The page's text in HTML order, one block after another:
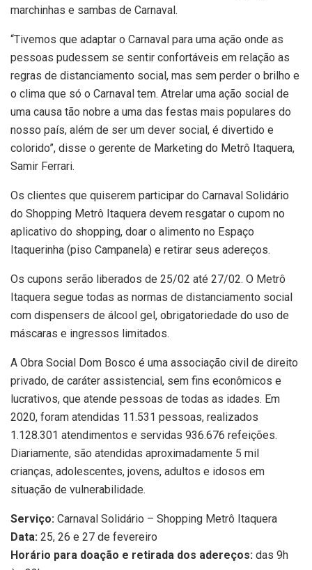
marchinhas e sambas de Carnaval.
“Tivemos que adaptar o Carnaval para uma ação onde as
pessoas pudessem se sentir confortáveis em relação as
regras de distanciamento social, mas sem perder o brilho e
o clima que só o Carnaval tem. Atrelar uma ação social de
uma causa tão nobre a uma das festas mais populares do
nosso país, além de ser um dever social, é divertido e
colorido”, disse o gerente de Marketing do Metrô Itaquera,
Samir Ferrari.
Os clientes que quiserem participar do Carnaval Solidário
do Shopping Metrô Itaquera devem resgatar o cupom no
aplicativo do shopping, doar o alimento no Espaço
Itaquerinha (piso Campanela) e retirar seus adereços.
Os cupons serão liberados de 25/02 até 27/02. O Metrô
Itaquera segue todas as normas de distanciamento social
com dispensers de álcool gel, obrigatoriedade do uso de
máscaras e ingressos limitados.
A Obra Social Dom Bosco é uma associação civil de direito
privado, de caráter assistencial, sem fins econômicos e
lucrativos, que atende pessoas de todas as idades. Em
2020, foram atendidas 11.531 pessoas, realizados
1.128.301 atendimentos e servidas 936.676 refeições.
Diariamente, são atendidas aproximadamente 5 mil
crianças, adolescentes, jovens, adultos e idosos em
situação de vulnerabilidade.
Serviço: Carnaval Solidário – Shopping Metrô Itaquera
Data: 25, 26 e 27 de fevereiro
Horário para doação e retirada dos adereços: das 9h